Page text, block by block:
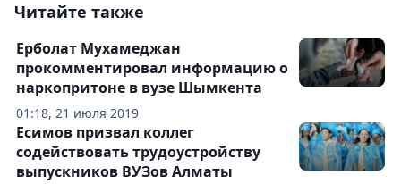
Читайте также
01:18, 21 июля 2019
Ерболат Мухамеджан
прокомментировал информацию о
наркопритоне в вузе Шымкента
Есимов призвал коллег
содействовать трудоустройству
выпускников ВУЗов Алматы